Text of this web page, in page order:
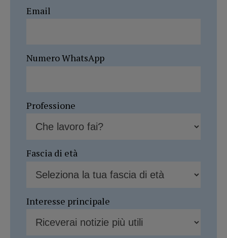
Email
Numero WhatsApp
Professione
Fascia di età
Interesse principale